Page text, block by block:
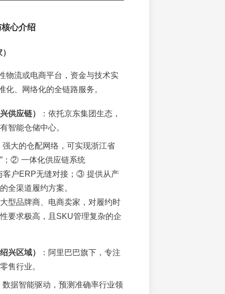
心介绍
物流或电商平台，资金与技术实
化、网络化的全链路服务。
供应链）
：依托京东集团生态，
智能仓储中心。
大的仓配网络，可实现浙江省
；② 一体化供应链系统
客户ERP无缝对接；③ 提供从产
全渠道履约方案。
型品牌商、电商卖家，对履约时
要求极高，且SKU管理复杂的企
兴区域）
：阿里巴巴旗下，专注
售行业。
据智能驱动，预测准确率行业领